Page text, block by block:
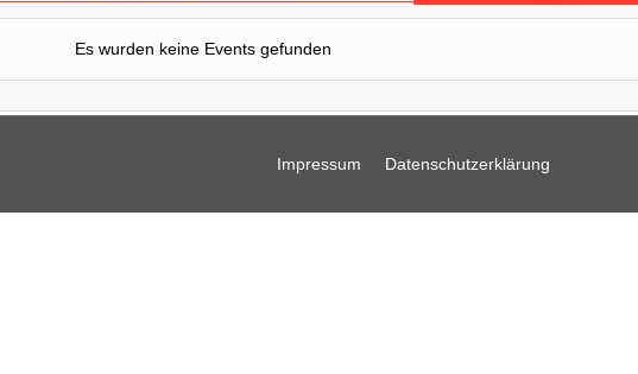
Es wurden keine Events gefunden
Impressum Datenschutzerklärung